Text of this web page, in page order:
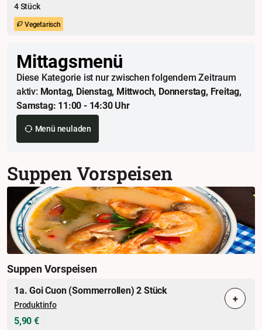
4 Stück
Vegetarisch
Mittagsmenü
Diese Kategorie ist nur zwischen folgendem Zeitraum
aktiv: Montag, Dienstag, Mittwoch, Donnerstag, Freitag,
Samstag: 11:00 - 14:30 Uhr
Menü neuladen
Suppen Vorspeisen
Suppen Vorspeisen
1a. Goi Cuon (Sommerrollen) 2 Stück
Produktinfo
5,90 €
+